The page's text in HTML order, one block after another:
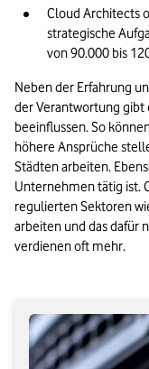
Cloud Architects
strategische
von 90.000 bis
Neben der Erfahrung
der Verantwortung gibt
beeinflussen. So
höhere Ansprüche
Städten arbeiten.
Unternehmen tätig ist.
regulierten Sektoren
arbeiten und das dafür
verdienen oft mehr.